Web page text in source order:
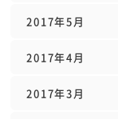
2017年5月
2017年4月
2017年3月